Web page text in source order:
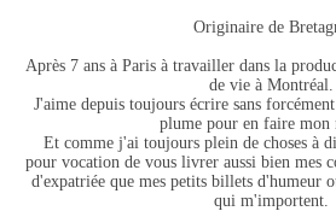
Originaire de
Après 7 ans à Paris à travailler dans la
de vie à Montréal.
J'aime depuis toujours écrire sans
plume pour en faire mon
Et comme j'ai toujours plein de choses à
pour vocation de vous livrer aussi bien mes
d'expatriée que mes petits billets d'humeur
qui m'importent.